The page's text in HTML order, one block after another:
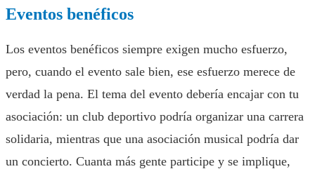
Eventos benéficos
Los eventos benéficos siempre exigen mucho esfuerzo,
pero, cuando el evento sale bien, ese esfuerzo merece de
verdad la pena. El tema del evento debería encajar con tu
asociación: un club deportivo podría organizar una carrera
solidaria, mientras que una asociación musical podría dar
un concierto. Cuanta más gente participe y se implique,